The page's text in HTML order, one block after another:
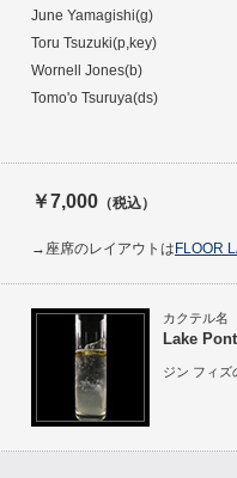
June Yamagishi(g)
Toru Tsuzuki(p,key)
Wornell Jones(b)
Tomo'o Tsuruya(ds)
￥7,000 （税込）
→座席のレイアウトは FLOOR
カクテル名
Lake
ジン フィズ